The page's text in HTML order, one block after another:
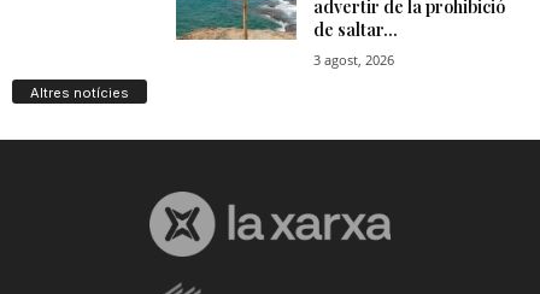
Altres notícies